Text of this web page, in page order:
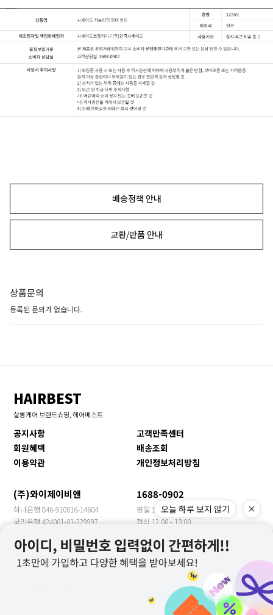
배송정책 안내
교환/반품 안내
상품문의
등록된 문의가 없습니다.
HAIRBEST
살롱케어 브랜드쇼핑, 헤어베스트
공지사항
고객만족센터
회원혜택
배송조회
이용약관
개인정보처리방침
(주)와이제이비앤 1688-0902
하나은행 846-910016-14604
국민은행 424001-01-229997
농협은행 355-0018-3149-63
우리은행 1005-901-399957
평일 10:00 - 17:00
점심 12:00 - 13:00
수출문의 YJBN MEET
COMPANY : 주식회사 와이제이비앤 CEO : 장은주
오늘 하루 보지 않기